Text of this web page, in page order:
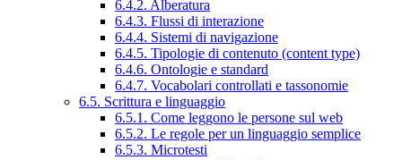
6.4.2. Alberatura
6.4.3. Flussi di interazione
6.4.4. Sistemi di navigazione
6.4.5. Tipologie di contenuto (content type)
6.4.6. Ontologie e standard
6.4.7. Vocabolari controllati e tassonomie
6.5. Scrittura e linguaggio
6.5.1. Come leggono le persone sul web
6.5.2. Le regole per un linguaggio semplice
6.5.3. Microtesti